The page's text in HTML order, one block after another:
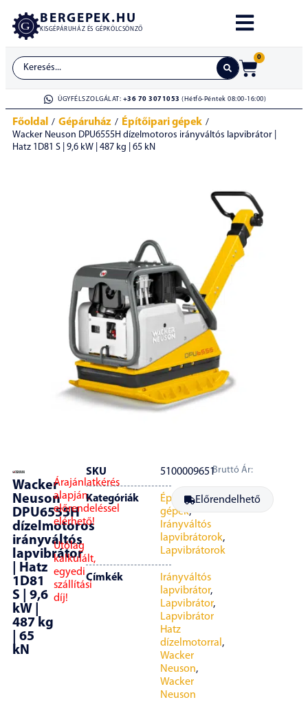
BERGEPEK.HU
KISGÉPÁRUHÁZ ÉS GÉPKÖLCSÖNZŐ
0
ÜGYFÉLSZOLGÁLAT: +36 70 3071053 (Hétfő-Péntek 08:00-16:00)
Főoldal / Gépáruház / Építőipari gépek /
Wacker Neuson DPU6555H dízelmotoros irányváltós lapvibrátor |
Hatz 1D81 S | 9,6 kW | 487 kg | 65 kN
Wacker
Neuson
DPU6555H
dízelmotoros
irányváltós
lapvibrátor
| Hatz
1D81
S | 9,6
kW |
487 kg
| 65
kN
Árajánlatkérés
alapján,
előrendeléssel
elérhető!
Utólag
kalkulált,
egyedi
szállítási
díj!
SKU 5100009651
Kategóriák
Építőipari
gépek,
Irányváltós
lapvibrátorok,
Lapvibrátorok
Címkék
Irányváltós
lapvibrátor,
Lapvibrátor,
Lapvibrátor
Hatz
dízelmotorral ,
Wacker
Neuson,
Wacker
Neuson
Előrendelhető
Bruttó Ár: